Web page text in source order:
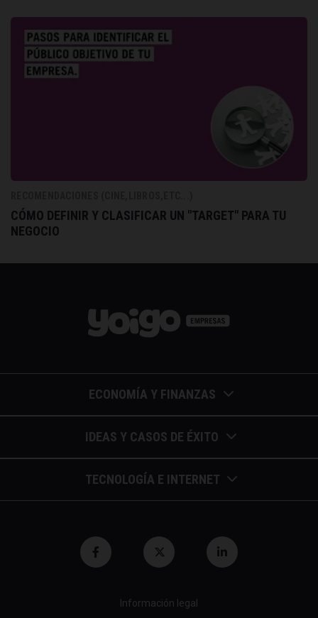
CÓMO DEFINIR Y CLASIFICAR UN "TARGET" PARA TU
NEGOCIO
ECONOMÍA Y FINANZAS
Barómetros de sueldos
Economía colaborativa
Economía para Pymes
IDEAS Y CASOS DE ÉXITO
Calendario de eventos
Casos de éxito
Entrevistas / autores
Gestión y liderazgo
TECNOLOGÍA E INTERNET
Blockchain y similares
Información legal